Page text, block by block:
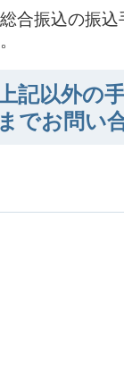
合振込の振込
記以外の
までお問い